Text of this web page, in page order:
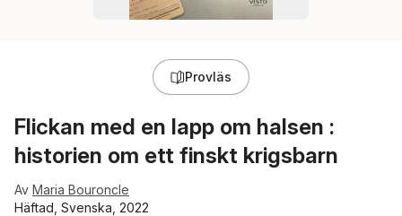
Provläs
Flickan med en lapp om halsen :
historien om ett finskt krigsbarn
Av Maria Bouroncle
Häftad, Svenska, 2022